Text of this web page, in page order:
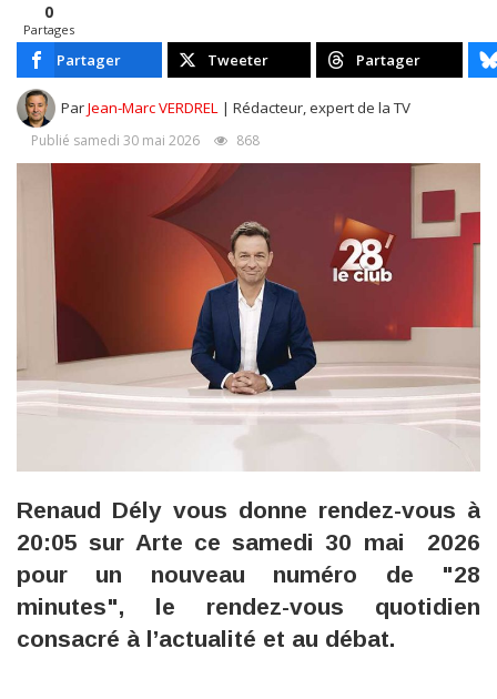
0
Partages
Partager Tweeter Partager
ParJean-Marc VERDREL | Rédacteur, expert de la TV
Publié samedi 30 mai 2026 868
Renaud Dély vous donne rendez-vous à
20:05 sur Arte ce samedi 30 mai 2026
pour un nouveau numéro de "28
minutes", le rendez-vous quotidien
consacré à l’actualité et au débat.